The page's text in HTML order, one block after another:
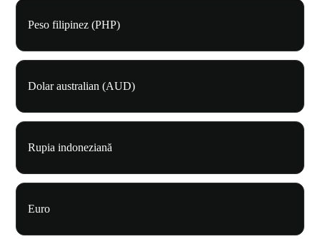
Peso filipinez (PHP)
Dolar australian (AUD)
Rupia indoneziană
Euro